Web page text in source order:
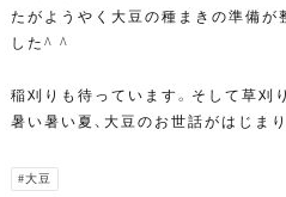
たがようやく大豆の種まきの準備が
した^ ^
稲刈りも待っています。そして草刈
暑い暑い夏、大豆のお世話がはじまり
#大豆